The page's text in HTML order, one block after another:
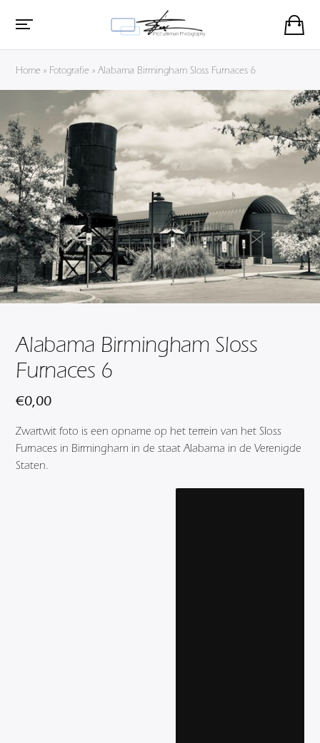
Home » Fotografie »Alabama Birmingham Sloss Furnaces 6
Alabama Birmingham Sloss
Furnaces 6
€0,00
Zwartwit foto is een opname op het terrein van het Sloss
Furnaces in Birmingham in de staat Alabama in de Verenigde
Staten.